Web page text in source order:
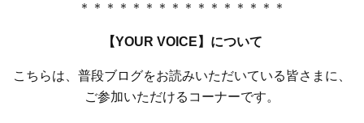
＊＊＊＊＊＊＊＊＊＊＊＊＊＊＊＊
【YOUR VOICE】について
こちらは、普段ブログをお読みいただいている皆さまに、
ご参加いただけるコーナーです。